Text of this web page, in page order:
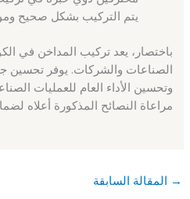
يتم التركيب بشكل صحيح
باختصار، يعد تركيب المداخن في
الصناعات والشركات. يوفر تحسين
وتحسين الأداء العام للعمليات
مراعاة النصائح المذكورة أعلاه
→ المقالة السابقة